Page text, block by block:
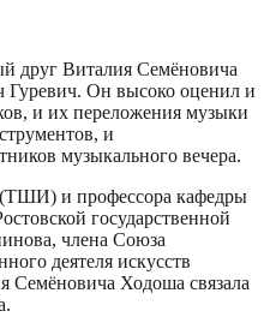
друг Виталия Семёновича
Он высоко оценил и
и их переложения музыки
и
музыкального вечера.
и профессора кафедры
государственной
члена Союза
деятеля искусств
Семёновича Ходоша связала